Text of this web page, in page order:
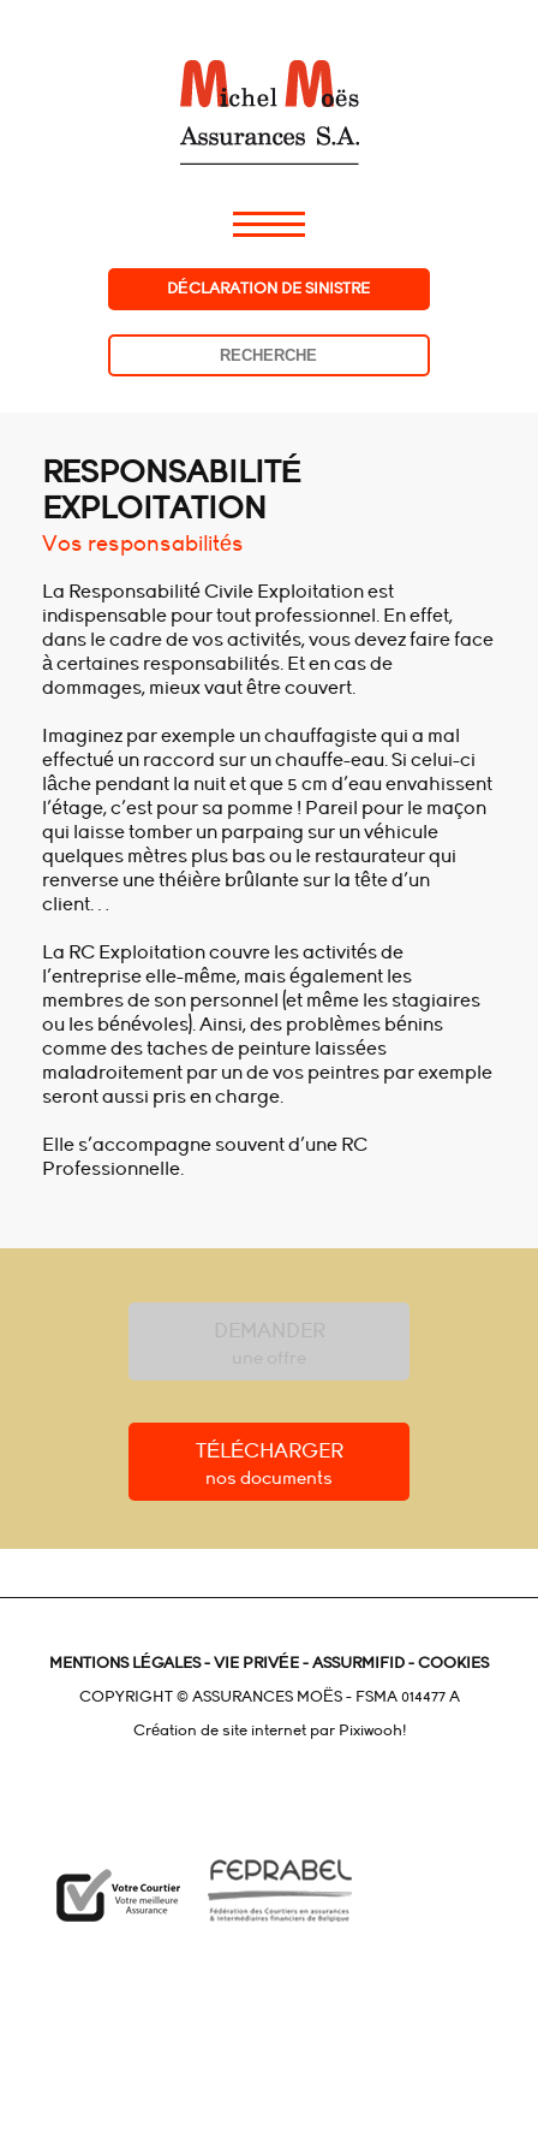
DÉCLARATION DE SINISTRE
RESPONSABILITÉ
EXPLOITATION
Vos responsabilités
La Responsabilité Civile Exploitation est
indispensable pour tout professionnel. En effet,
dans le cadre de vos activités, vous devez faire face
à certaines responsabilités. Et en cas de
dommages, mieux vaut être couvert.
Imaginez par exemple un chauffagiste qui a mal
effectué un raccord sur un chauffe-eau. Si celui-ci
lâche pendant la nuit et que 5 cm d’eau envahissent
l’étage, c’est pour sa pomme ! Pareil pour le maçon
qui laisse tomber un parpaing sur un véhicule
quelques mètres plus bas ou le restaurateur qui
renverse une théière brûlante sur la tête d’un
client…
La RC Exploitation couvre les activités de
l’entreprise elle-même, mais également les
membres de son personnel (et même les stagiaires
ou les bénévoles). Ainsi, des problèmes bénins
comme des taches de peinture laissées
maladroitement par un de vos peintres par exemple
seront aussi pris en charge.
Elle s’accompagne souvent d’une RC
Professionnelle.
TÉLÉCHARGER
nos documents
MENTIONS LÉGALES-VIE PRIVÉE-ASSURMIFID-COOKIES
COPYRIGHT © ASSURANCES MOËS - FSMA 014477 A
Création de site internet par Pixiwooh!